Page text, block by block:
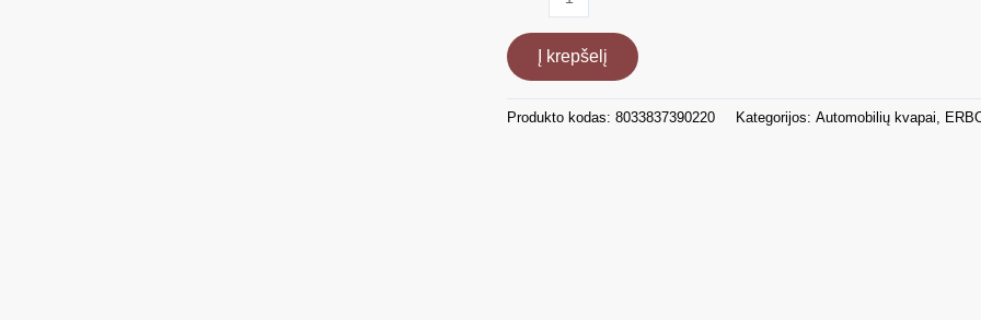
Kvapas
automobiliui
Erbolinea
Auto
Į krepšelį
Produkto kodas:8033837390220 Kategorijos:Automobilių kvapai,